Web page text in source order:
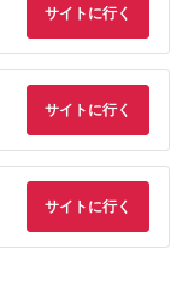
サイトに行く
サイトに行く
サイトに行く